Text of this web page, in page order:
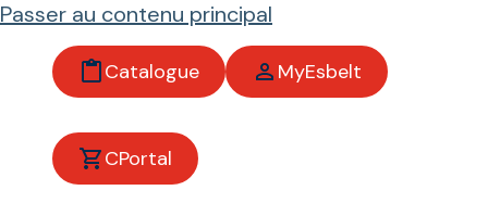
Passer au contenu principal
Catalogue MyEsbelt
CPortal
Aster